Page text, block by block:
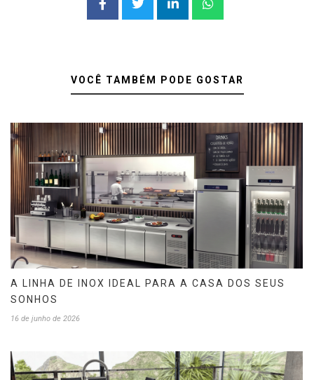
VOCÊ TAMBÉM PODE GOSTAR
A LINHA DE INOX IDEAL PARA A CASA DOS SEUS
SONHOS
16 de junho de 2026